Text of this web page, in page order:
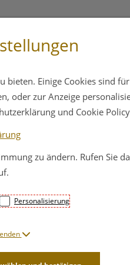
Pure
Probio
48,11 EUR
Einige Cookies sind
oder zur Anzeige
und Cookie
zu ändern. Rufen Sie
Personalisierung